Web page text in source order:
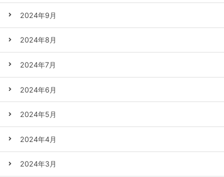
2024年9月
2024年8月
2024年7月
2024年6月
2024年5月
2024年4月
2024年3月